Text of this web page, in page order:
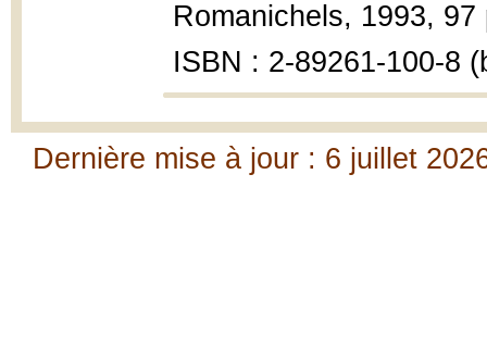
Romanichels, 1993,
ISBN : 2-89261-100-8
Dernière mise à jour : 6 juillet